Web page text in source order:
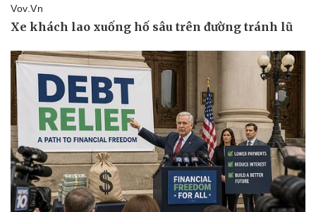
Văn hóa
Sân khấu - Điện ảnh
Văn học
Âm nhạc
Di sản
Giải trí
Nghệ sĩ
Thời trang
Sao Việt